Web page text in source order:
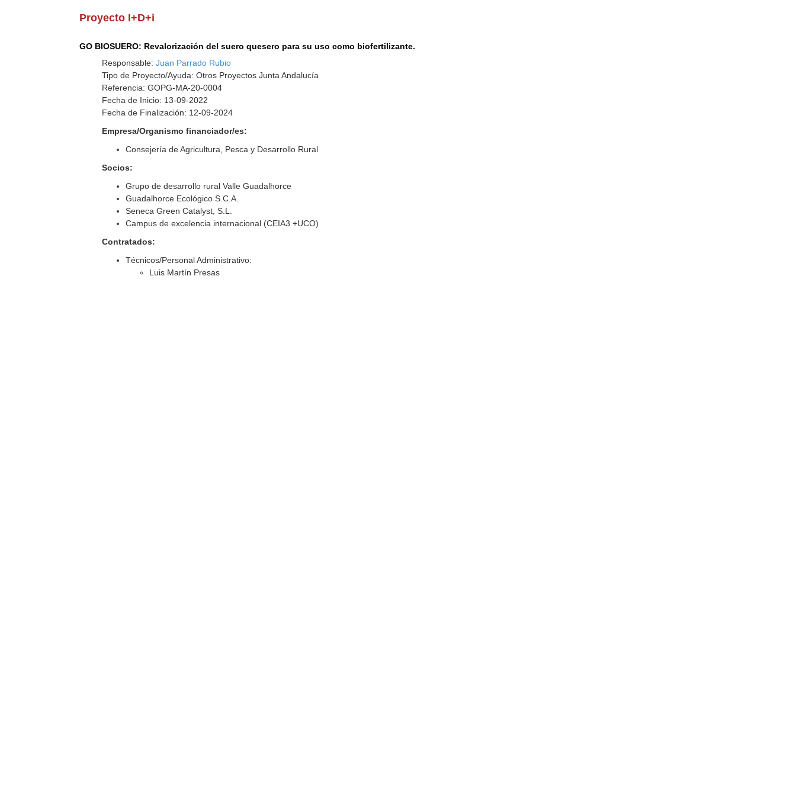
Proyecto I+D+i
GO BIOSUERO: Revalorización del suero quesero para su uso como biofertilizante.
Responsable:Juan Parrado Rubio
Tipo de Proyecto/Ayuda: Otros Proyectos Junta Andalucía
Referencia: GOPG-MA-20-0004
Fecha de Inicio: 13-09-2022
Fecha de Finalización: 12-09-2024
Empresa/Organismo financiador/es:
Consejería de Agricultura, Pesca y Desarrollo Rural
Socios:
Grupo de desarrollo rural Valle Guadalhorce
Guadalhorce Ecológico S.C.A.
Seneca Green Catalyst, S.L.
Campus de excelencia internacional (CEIA3 +UCO)
Contratados:
Técnicos/Personal Administrativo:
Luis Martín Presas